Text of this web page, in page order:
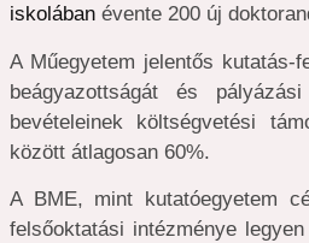
iskolában évente 200 új
A Műegyetem jelentős kutatás-
beágyazottságát és
bevételeinek költségvetési
között átlagosan 60%.
A BME, mint kutatóegyetem
felsőoktatási intézménye